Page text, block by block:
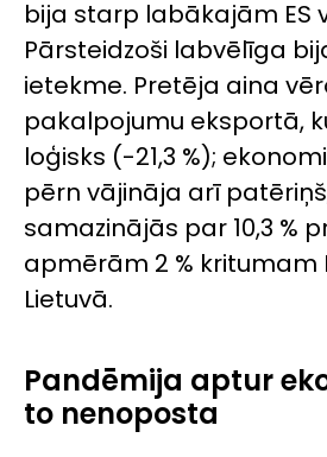
bija starp labākajām ES
Pārsteidzoši labvēlīga
ietekme. Pretēja aina
pakalpojumu eksportā,
loģisks (-21,3 %);
pērn vājināja arī
samazinājās par 10,3 %
apmērām 2 % kritumam
Lietuvā.
Pandēmija aptur
to nenoposta